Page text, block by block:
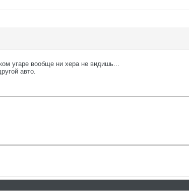
угаре вообще ни хера не видишь...
авто.